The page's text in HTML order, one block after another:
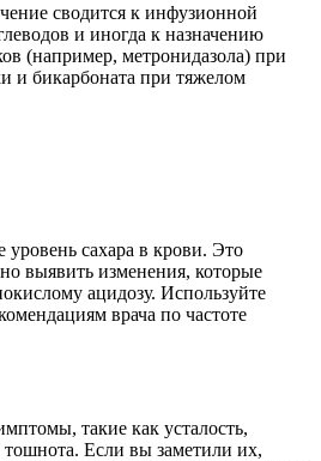
сводится к инфузионной
и иногда к назначению
(например, метронидазола) при
и бикарбоната при тяжелом
уровень сахара в крови. Это
выявить изменения, которые
ацидозу. Используйте
врача по частоте
такие как усталость,
Если вы заметили их,